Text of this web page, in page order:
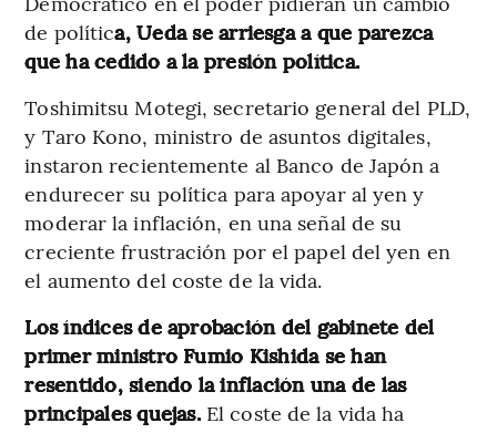
de política, Ueda se arriesga a que parezca
que ha cedido a la presión política.
Toshimitsu Motegi, secretario general del PLD,
y Taro Kono, ministro de asuntos digitales,
instaron recientemente al Banco de Japón a
endurecer su política para apoyar al yen y
moderar la inflación, en una señal de su
creciente frustración por el papel del yen en
el aumento del coste de la vida.
Los índices de aprobación del gabinete del
primer ministro Fumio Kishida se han
resentido, siendo la inflación una de las
principales quejas.El coste de la vida ha